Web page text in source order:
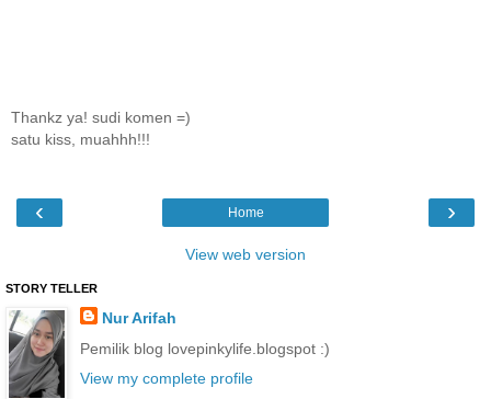
Thankz ya! sudi komen =)
satu kiss, muahhh!!!
‹ ›
Home
View web version
STORY TELLER
Nur Arifah
Pemilik blog lovepinkylife.blogspot :)
View my complete profile